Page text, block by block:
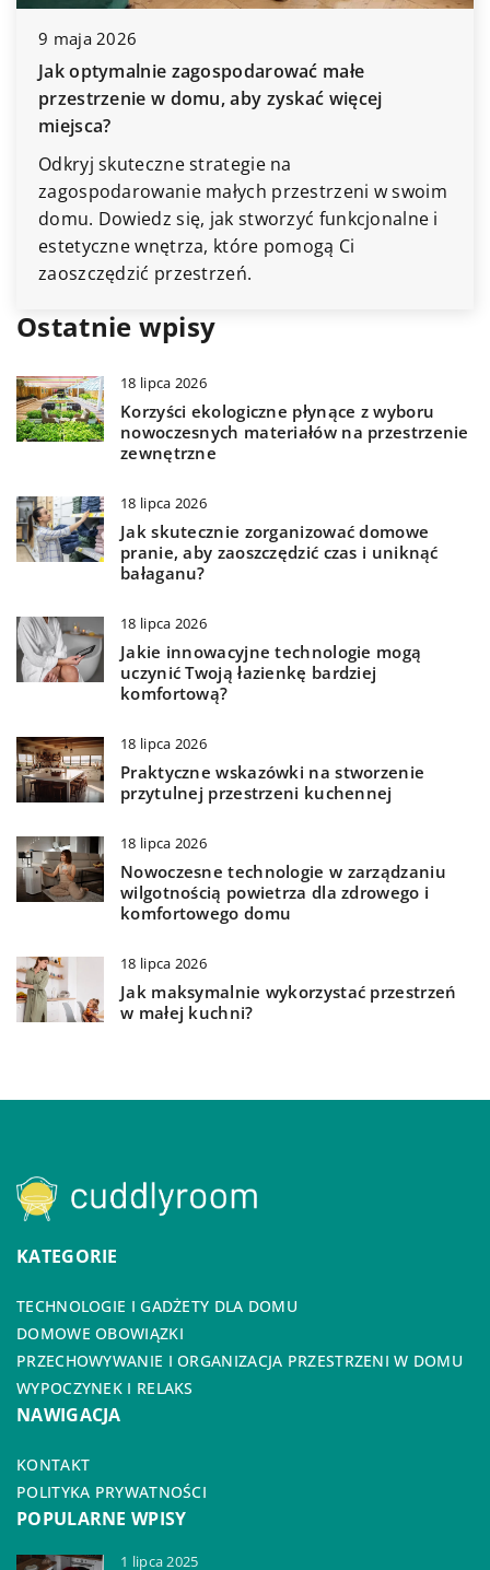
9 maja 2026
Jak optymalnie zagospodarować małe
przestrzenie w domu, aby zyskać więcej
miejsca?
Odkryj skuteczne strategie na
zagospodarowanie małych przestrzeni w swoim
domu. Dowiedz się, jak stworzyć funkcjonalne i
estetyczne wnętrza, które pomogą Ci
zaoszczędzić przestrzeń.
Ostatnie wpisy
18 lipca 2026
Korzyści ekologiczne płynące z wyboru
nowoczesnych materiałów na przestrzenie
zewnętrzne
18 lipca 2026
Jak skutecznie zorganizować domowe
pranie, aby zaoszczędzić czas i uniknąć
bałaganu?
18 lipca 2026
Jakie innowacyjne technologie mogą
uczynić Twoją łazienkę bardziej
komfortową?
18 lipca 2026
Praktyczne wskazówki na stworzenie
przytulnej przestrzeni kuchennej
18 lipca 2026
Nowoczesne technologie w zarządzaniu
wilgotnością powietrza dla zdrowego i
komfortowego domu
18 lipca 2026
Jak maksymalnie wykorzystać przestrzeń
w małej kuchni?
KATEGORIE
TECHNOLOGIE I GADŻETY DLA DOMU
DOMOWE OBOWIĄZKI
PRZECHOWYWANIE I ORGANIZACJA PRZESTRZENI W DOMU
WYPOCZYNEK I RELAKS
NAWIGACJA
KONTAKT
POLITYKA PRYWATNOŚCI
POPULARNE WPISY
1 lipca 2025